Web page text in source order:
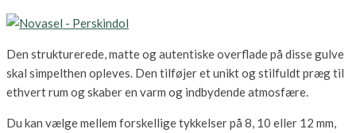
Den strukturerede, matte og autentiske overflade på disse gulve
skal simpelthen opleves. Den tilføjer et unikt og stilfuldt præg til
ethvert rum og skaber en varm og indbydende atmosfære.
Du kan vælge mellem forskellige tykkelser på 8, 10 eller 12 mm,